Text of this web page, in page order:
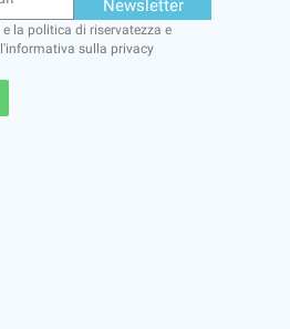
Newsletter
la politica di riservatezza e
informativa sulla privacy